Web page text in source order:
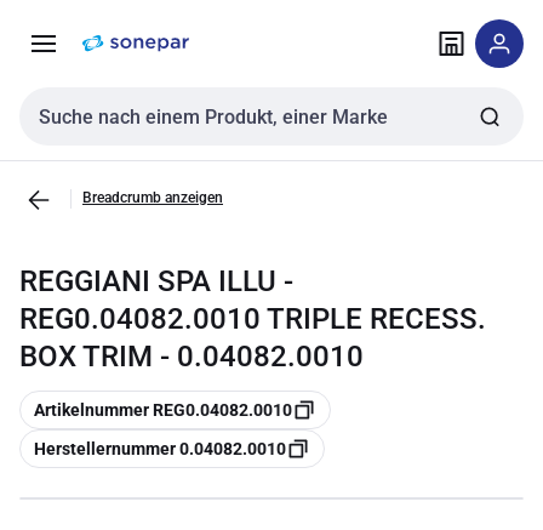
NavigationInhalt
Sucheingabe
Breadcrumb anzeigen
REGGIANI SPA ILLU -
REG0.04082.0010 TRIPLE RECESS.
BOX TRIM - 0.04082.0010
Kopieren
Artikelnummer REG0.04082.0010
Kopieren
Herstellernummer 0.04082.0010